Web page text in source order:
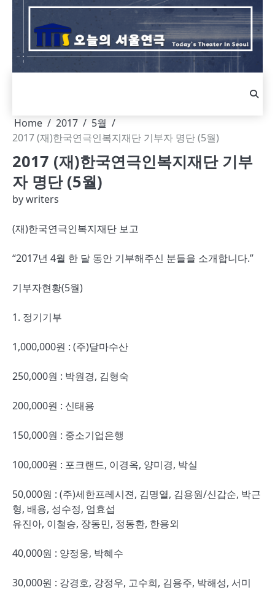
Skip
content
Home 2017
5월
2017 (재)한국연극인복지재단 기부자 명단 (5월)
2017 (재)한국연극인복지재단 기부
자 명단 (5월)
bywriters
(재)한국연극인복지재단 보고
“2017년 4월 한 달 동안 기부해주신 분들을 소개합니다.”
기부자현황(5월)
1. 정기기부
1,000,000원 : (주)달마수산
250,000원 : 박원경, 김형숙
200,000원 : 신태용
150,000원 : 중소기업은행
100,000원 : 포크랜드, 이경옥, 양미경, 박실
50,000원 : (주)세한프레시젼, 김명열, 김용원/신갑순, 박근
형, 배용, 성수정, 엄효섭
유진아, 이철승, 장동민, 정동환, 한용외
40,000원 : 양정웅, 박혜수
30,000원 : 강경호, 강정우, 고수희, 김용주, 박해성, 서미